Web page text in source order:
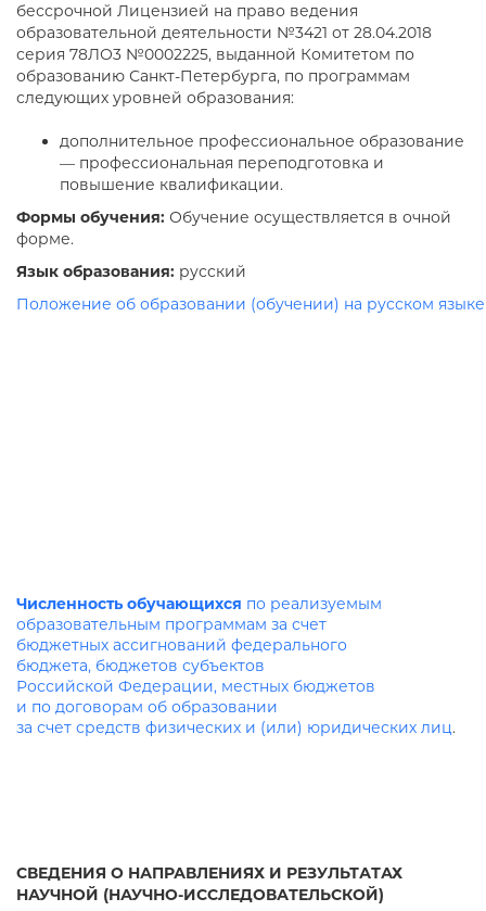
бессрочной Лицензией на право ведения
образовательной деятельности №3421 от 28.04.2018
серия 78ЛО3 №0002225, выданной Комитетом по
образованию Санкт-Петербурга, по программам
следующих уровней образования:
дополнительное профессиональное образование
— профессиональная переподготовка и
повышение квалификации.
Формы обучения: Обучение осуществляется в очной
форме.
Язык образования: русский
Положение об образовании (обучении) на русском языке
Численность обучающихся по реализуемым
образовательным программам за счет
бюджетных ассигнований федерального
бюджета, бюджетов субъектов
Российской Федерации, местных бюджетов
и по договорам об образовании
за счет средств физических и (или) юридических лиц.
СВЕДЕНИЯ О НАПРАВЛЕНИЯХ И РЕЗУЛЬТАТАХ
НАУЧНОЙ (НАУЧНО-ИССЛЕДОВАТЕЛЬСКОЙ)